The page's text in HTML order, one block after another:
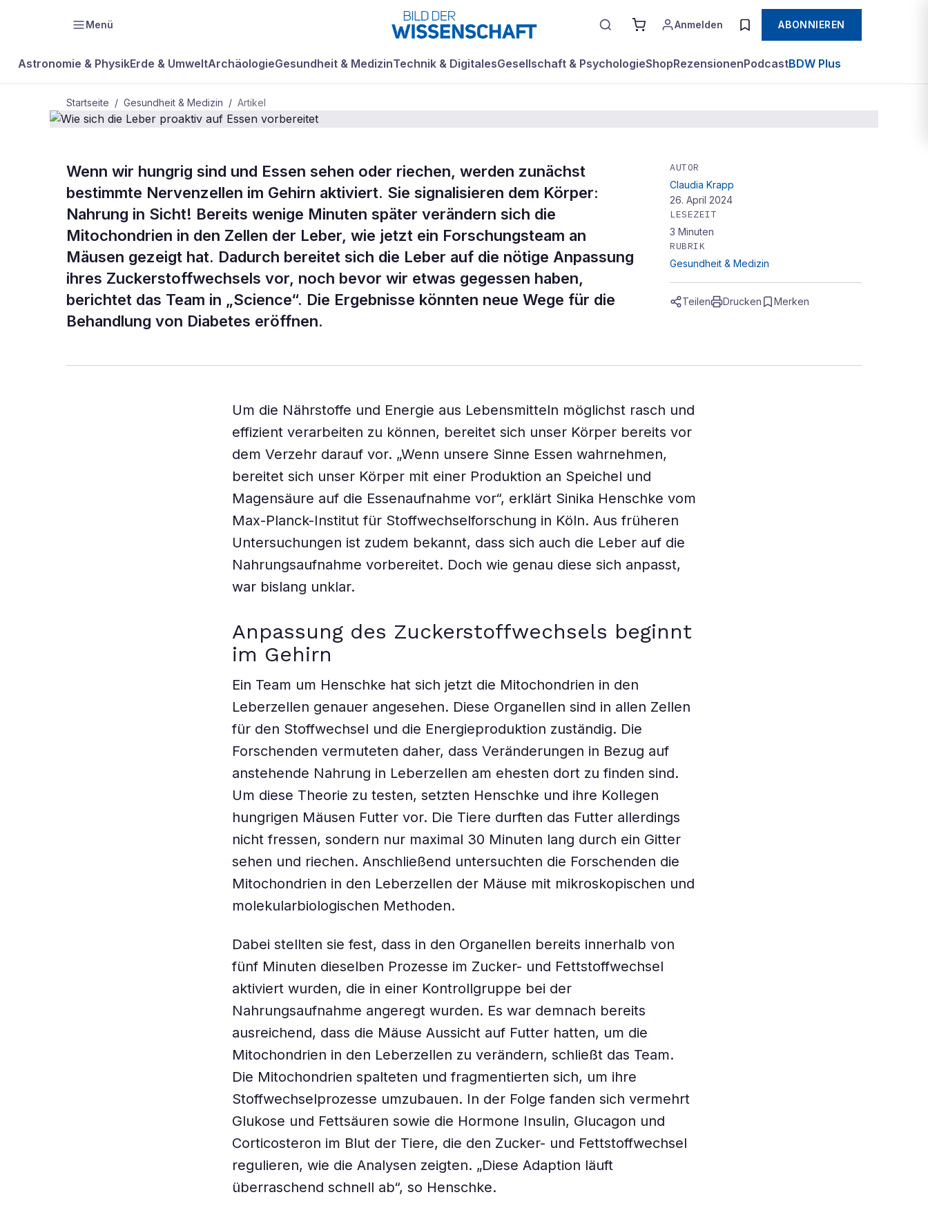
Menü Anmelden ABONNIEREN
Astronomie & PhysikErde & UmweltArchäologieGesundheit & MedizinTechnik & DigitalesGesellschaft & PsychologieShopRezensionenPodcastBDW Plus
Startseite / Gesundheit & Medizin / Artikel
GESUNDHEIT & MEDIZIN
Wie sich die Leber proaktiv auf
Essen vorbereitet
Wenn wir hungrig sind und Essen sehen oder riechen, werden zunächst
bestimmte Nervenzellen im Gehirn aktiviert. Sie signalisieren dem Körper:
Nahrung in Sicht! Bereits wenige Minuten später verändern sich die
Mitochondrien in den Zellen der Leber, wie jetzt ein Forschungsteam an
Mäusen gezeigt hat. Dadurch bereitet sich die Leber auf die nötige Anpassung
ihres Zuckerstoffwechsels vor, noch bevor wir etwas gegessen haben,
berichtet das Team in „Science“. Die Ergebnisse könnten neue Wege für die
Behandlung von Diabetes eröffnen.
AUTOR
Claudia Krapp
26. April 2024
LESEZEIT
3 Minuten
RUBRIK
Gesundheit & Medizin
Teilen Drucken Merken
Um die Nährstoffe und Energie aus Lebensmitteln möglichst rasch und
effizient verarbeiten zu können, bereitet sich unser Körper bereits vor
dem Verzehr darauf vor. „Wenn unsere Sinne Essen wahrnehmen,
bereitet sich unser Körper mit einer Produktion an Speichel und
Magensäure auf die Essenaufnahme vor“, erklärt Sinika Henschke vom
Max-Planck-Institut für Stoffwechselforschung in Köln. Aus früheren
Untersuchungen ist zudem bekannt, dass sich auch die Leber auf die
Nahrungsaufnahme vorbereitet. Doch wie genau diese sich anpasst,
war bislang unklar.
Anpassung des Zuckerstoffwechsels beginnt
im Gehirn
Ein Team um Henschke hat sich jetzt die Mitochondrien in den
Leberzellen genauer angesehen. Diese Organellen sind in allen Zellen
für den Stoffwechsel und die Energieproduktion zuständig. Die
Forschenden vermuteten daher, dass Veränderungen in Bezug auf
anstehende Nahrung in Leberzellen am ehesten dort zu finden sind.
Um diese Theorie zu testen, setzten Henschke und ihre Kollegen
hungrigen Mäusen Futter vor. Die Tiere durften das Futter allerdings
nicht fressen, sondern nur maximal 30 Minuten lang durch ein Gitter
sehen und riechen. Anschließend untersuchten die Forschenden die
Mitochondrien in den Leberzellen der Mäuse mit mikroskopischen und
molekularbiologischen Methoden.
Dabei stellten sie fest, dass in den Organellen bereits innerhalb von
fünf Minuten dieselben Prozesse im Zucker- und Fettstoffwechsel
aktiviert wurden, die in einer Kontrollgruppe bei der
Nahrungsaufnahme angeregt wurden. Es war demnach bereits
ausreichend, dass die Mäuse Aussicht auf Futter hatten, um die
Mitochondrien in den Leberzellen zu verändern, schließt das Team.
Die Mitochondrien spalteten und fragmentierten sich, um ihre
Stoffwechselprozesse umzubauen. In der Folge fanden sich vermehrt
Glukose und Fettsäuren sowie die Hormone Insulin, Glucagon und
Corticosteron im Blut der Tiere, die den Zucker- und Fettstoffwechsel
regulieren, wie die Analysen zeigten. „Diese Adaption läuft
überraschend schnell ab“, so Henschke.